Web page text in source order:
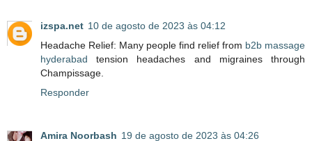
izspa.net 10 de agosto de 2023 às 04:12
Headache Relief: Many people find relief from b2b massage
hyderabad tension headaches and migraines through
Champissage.
Responder
Amira Noorbash 19 de agosto de 2023 às 04:26